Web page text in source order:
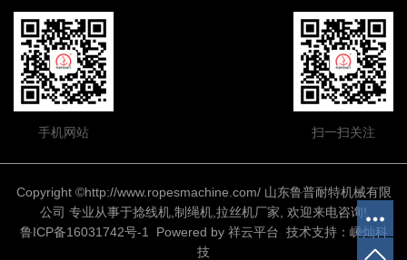
手机网站 扫一扫关注
Copyright ©http://www.ropesmachine.com/ 山东鲁普耐特机械有限
公司 专业从事于捻线机 制绳机 拉丝机厂家 , 欢迎来电咨询!
鲁ICP备16031742号-1
Powered by 祥云平台 技术支持： 嵊灿科
技